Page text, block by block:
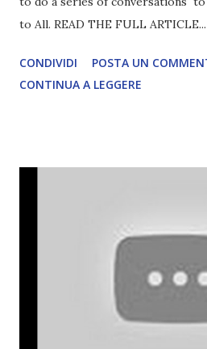
to All. READ THE FULL ARTICLE...
CONDIVIDI
POSTA UN
CONTINUA A LEGGERE